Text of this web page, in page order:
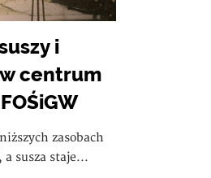
i
centrum
zasobach
susza staje...